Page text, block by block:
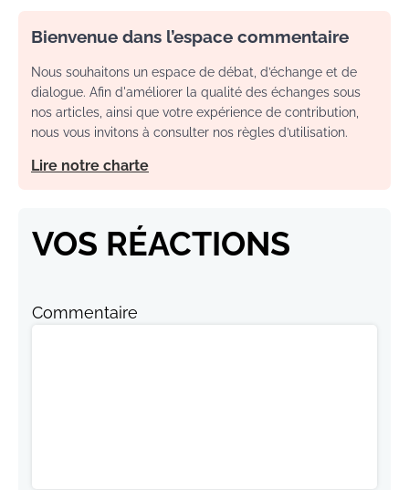
Bienvenue dans l’espace commentaire
Nous souhaitons un espace de débat, d’échange et de
dialogue. Afin d'améliorer la qualité des échanges sous
nos articles, ainsi que votre expérience de contribution,
nous vous invitons à consulter nos règles d’utilisation.
Lire notre charte
VOS RÉACTIONS
Commentaire